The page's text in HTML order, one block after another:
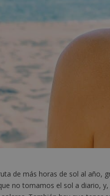
de más horas de sol al año,
no tomamos el sol a diario,